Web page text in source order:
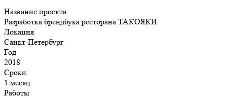
Название проекта
Разработка брендбука ресторана ТАКОЯКИ
Локация
Санкт-Петербург
Год
2018
Сроки
1 месяц
Работы